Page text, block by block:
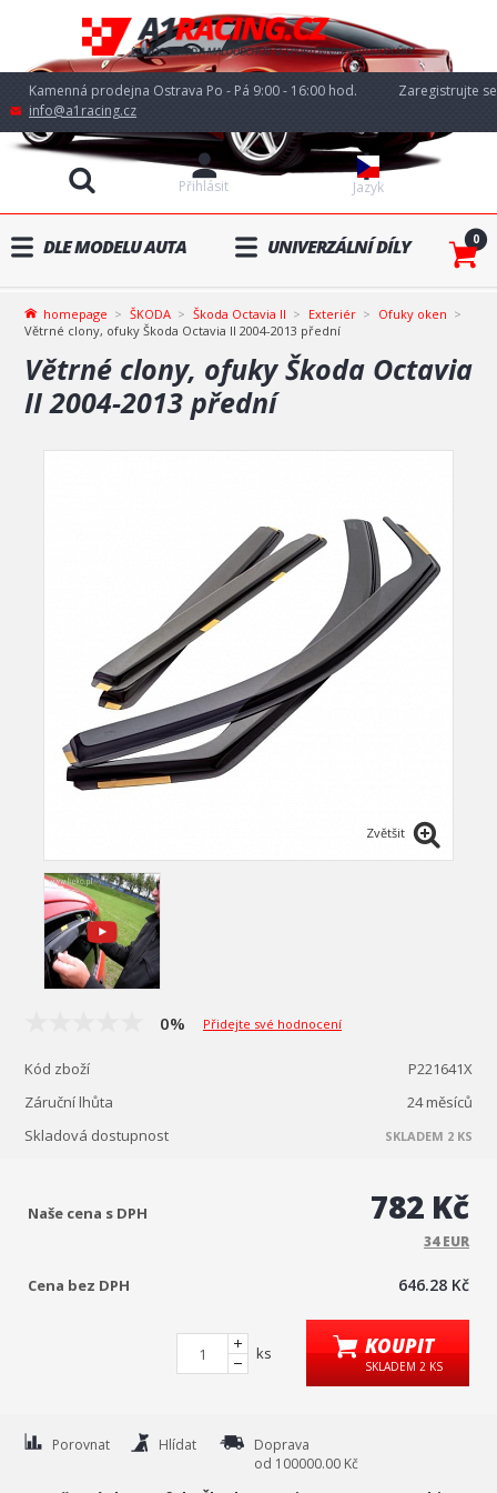
Kamenná prodejna Ostrava Po - Pá 9:00 - 16:00 hod.
info@a1racing.cz
Jazyk
Přihlásit
Zaregistrujte se
DLE MODELU AUTA UNIVERZÁLNÍ DÍLY 0
homepage ŠKODA Škoda Octavia II Exteriér
Ofuky oken
Větrné clony, ofuky Škoda Octavia II 2004-2013 přední
Větrné clony, ofuky Škoda Octavia
II 2004-2013 přední
Zvětšit
0% Přidejte své hodnocení
Kód zboží
P221641X
Záruční lhůta
24 měsíců
Skladová dostupnost
SKLADEM 2 KS
Naše cena s DPH 782 Kč
34 EUR
Cena bez DPH 646.28 Kč
ks KOUPIT
SKLADEM 2 KS
Porovnat Hlídat
Doprava
od 100000.00 Kč